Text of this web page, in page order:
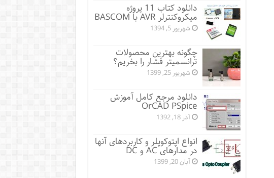
دانلود کتاب 11 پروژه
میکروکنترلر AVR با BASCOM
شهریور 5, 1394
چگونه بهترین محصولات
ترانسمیتر فشار را بخریم؟
شهریور 25, 1399
دانلود مرجع کامل آموزش
OrCAD PSpice
آذر 18, 1392
انواع اپتوکوپلر و کاربردهای آنها
در مدارهای AC و DC
آبان 20, 1399